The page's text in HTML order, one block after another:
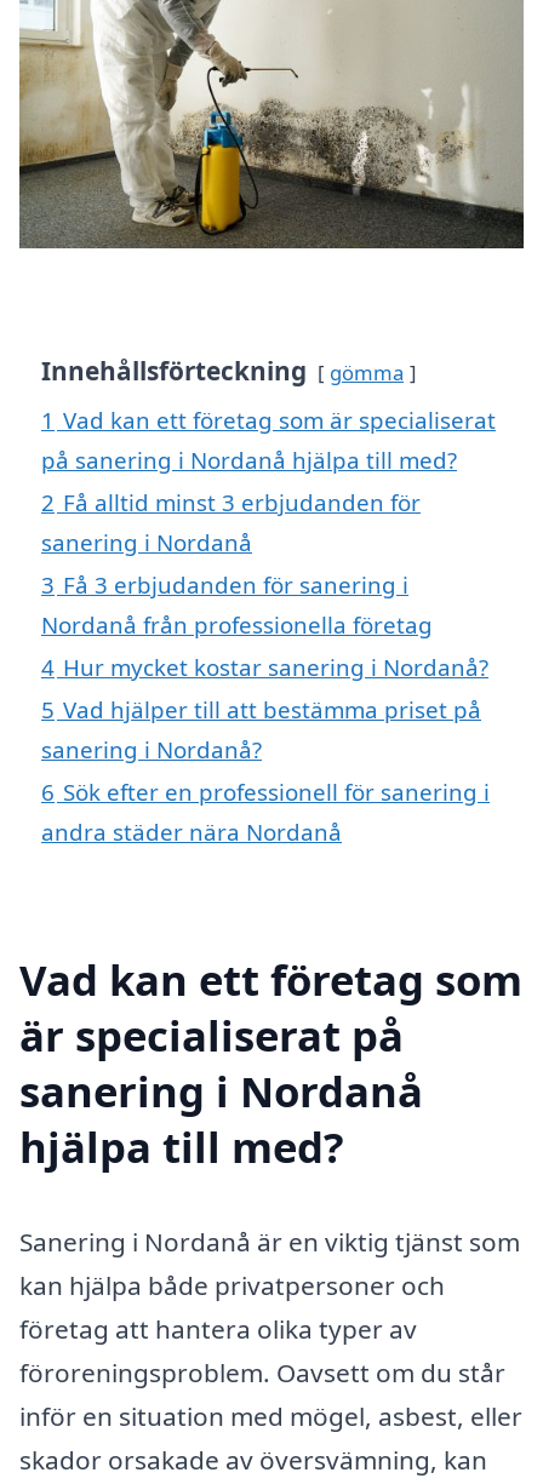
Innehållsförteckning gömma
1 Vad kan ett företag som är specialiserat
på sanering i Nordanå hjälpa till med?
2 Få alltid minst 3 erbjudanden för
sanering i Nordanå
3 Få 3 erbjudanden för sanering i
Nordanå från professionella företag
4 Hur mycket kostar sanering i Nordanå?
5 Vad hjälper till att bestämma priset på
sanering i Nordanå?
6 Sök efter en professionell för sanering i
andra städer nära Nordanå
Vad kan ett företag som
är specialiserat på
sanering i Nordanå
hjälpa till med?
Sanering i Nordanå är en viktig tjänst som
kan hjälpa både privatpersoner och
företag att hantera olika typer av
föroreningsproblem. Oavsett om du står
inför en situation med mögel, asbest, eller
skador orsakade av översvämning, kan